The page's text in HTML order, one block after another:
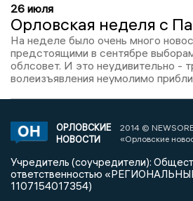
26 июля
На неделе было очень много
предстоящими в сентябре
облсовет. И это неудивительно -
волеизъявления неумолимо
ОРЛОВСКИЕ
НОВОСТИ
2014 ©
«Орловские
Учредитель (соучредители):
ответственностью
1107154017354)